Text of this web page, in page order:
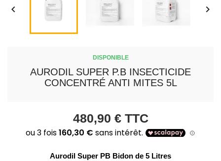
 
DISPONIBLE
AURODIL SUPER P.B INSECTICIDE
CONCENTRÉ ANTI MITES 5L
480,90 € TTC
Aurodil Super PB Bidon de 5 Litres